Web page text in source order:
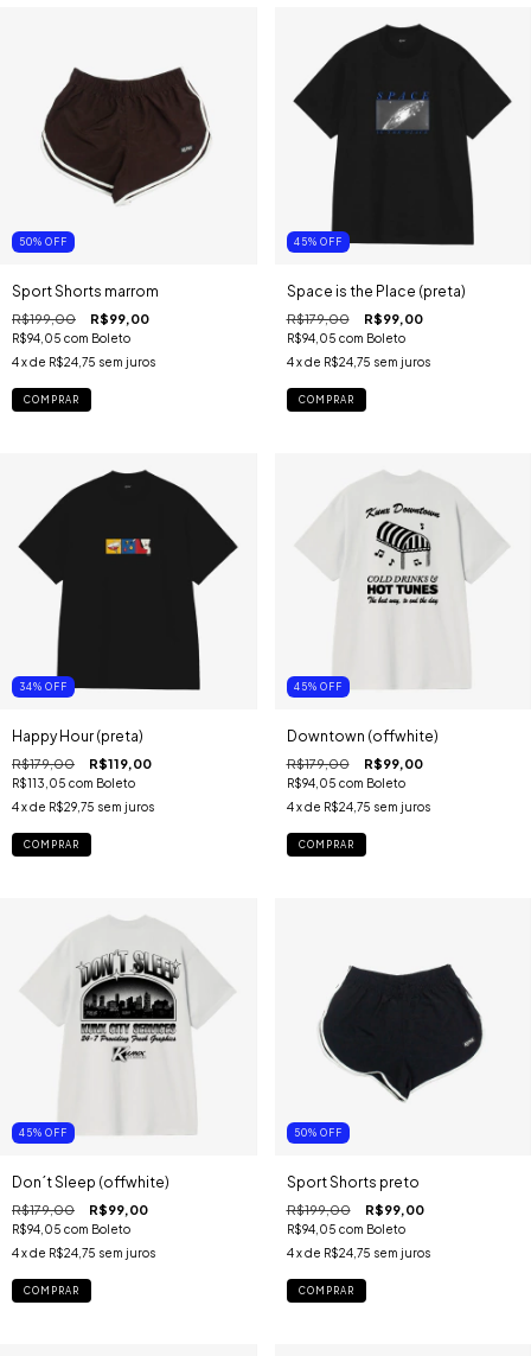
50% OFF
Sport Shorts marrom
R$199,00 R$99,00
R$94,05 com Boleto
4x de R$24,75 sem juros
COMPRAR
45% OFF
Space is the Place (preta)
R$179,00 R$99,00
R$94,05 com Boleto
4 x de R$24,75 sem juros
COMPRAR
34% OFF
Happy Hour (preta)
R$179,00 R$119,00
R$113,05 com Boleto
4x de R$29,75 sem juros
COMPRAR
45% OFF
Downtown (offwhite)
R$179,00 R$99,00
R$94,05 com Boleto
4 x de R$24,75 sem juros
COMPRAR
45% OFF
Don´t Sleep (offwhite)
R$179,00 R$99,00
R$94,05 com Boleto
4x de R$24,75 sem juros
COMPRAR
50% OFF
Sport Shorts preto
R$199,00 R$99,00
R$94,05 com Boleto
4 x de R$24,75 sem juros
COMPRAR